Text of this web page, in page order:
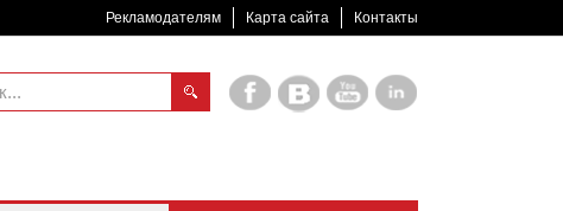
Рекламодателям Карта сайта Контакты